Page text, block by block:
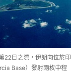
22日之際，伊朗向位於印
Base）發射兩枚中程